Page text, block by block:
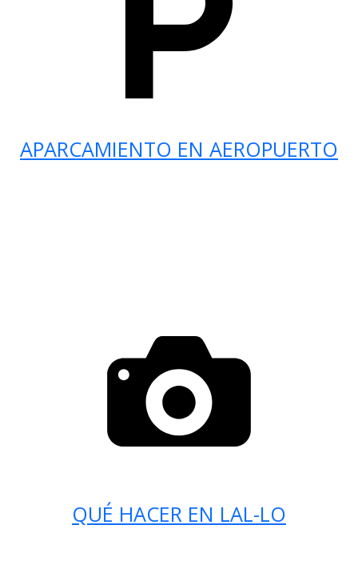
APARCAMIENTO EN AEROPUERTO
QUÉ HACER EN LAL-LO